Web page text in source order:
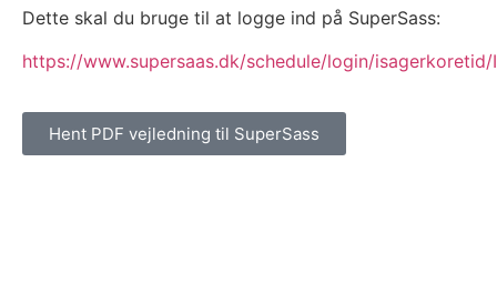
Dette skal du bruge til at logge ind på SuperSass:
https://www.supersaas.dk/schedule/login/
Hent PDF vejledning til SuperSass